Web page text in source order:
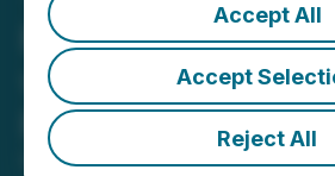
Accept All
Accept
Reject All
Fundata
vainqueurs du
FundGrade A+
February 06, 2026 10:00 AM